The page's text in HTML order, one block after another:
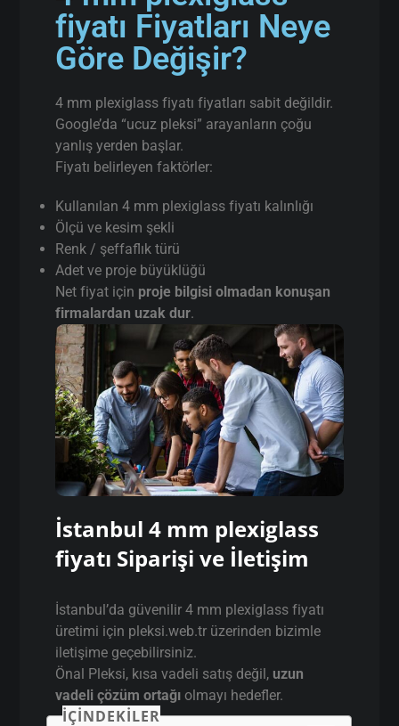
Pleksi tabela ve yönlendirme sistemleri
Mağaza vitrin ve stand uygulamaları
Ofis içi bölme ve dekorasyon
Endüstriyel koruyucu paneller
Özel tasarım mimari projeler
Her proje için kullanılan 4 mm plexiglass
fiyatı türü farklıdır. Bu yüzden
seçimi, fiyat ve dayanıklılık açısından kritiktir.
4 mm plexiglass
fiyatı Fiyatları Neye
Göre Değişir?
4 mm plexiglass fiyatı fiyatları sabit değildir.
Google’da “ucuz pleksi” arayanların çoğu
yanlış yerden başlar.
Fiyatı belirleyen faktörler:
Kullanılan 4 mm plexiglass fiyatı kalınlığı
Ölçü ve kesim şekli
Renk / şeffaflık türü
Adet ve proje büyüklüğü
firmalardan uzak dur.